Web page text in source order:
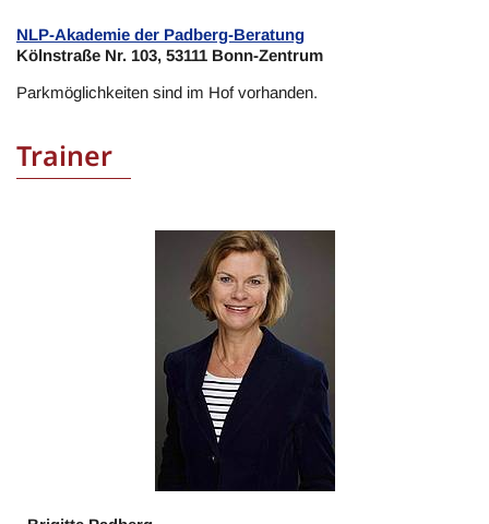
NLP-Akademie der Padberg-Beratung
Kölnstraße Nr. 103, 53111 Bonn-Zentrum
Parkmöglichkeiten sind im Hof vorhanden.
Trainer